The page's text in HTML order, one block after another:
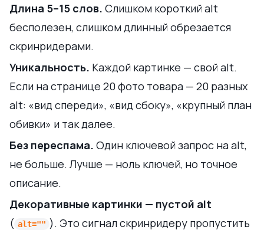
Длина 5–15 слов. Слишком короткий alt
бесполезен, слишком длинный обрезается
скринридерами.
Уникальность. Каждой картинке — свой alt.
Если на странице 20 фото товара — 20 разных
alt: «вид спереди», «вид сбоку», «крупный план
обивки» и так далее.
Без переспама. Один ключевой запрос на alt,
не больше. Лучше — ноль ключей, но точное
описание.
Декоративные картинки — пустой alt
( alt="" ). Это сигнал скринридеру пропустить